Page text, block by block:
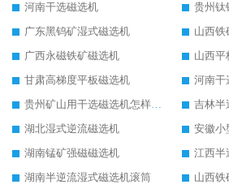
河南干选磁选机
贵州钛
广东黑钨矿湿式磁选机
山西铁
广西永磁铁矿磁选机
山西平
甘肃高梯度平板磁选机
河南干
贵州矿山用干选磁选机怎样调磁
吉林半
湖北湿式逆流磁选机
安徽小
湖南锰矿强磁磁选机
江西半
湖南半逆流湿式磁选机滚筒
山西铁